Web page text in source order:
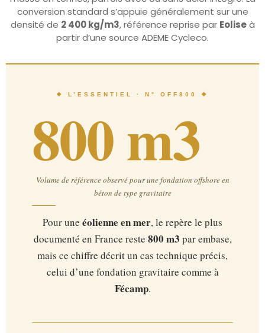
conversion standard s’appuie généralement sur une
densité de 2 400 kg/m3, référence reprise par Eoliseà
partir d’une source ADEME Cycleco.
❖ L’ESSENTIEL · N° OFF800 ❖
800 m3
Volume de référence observé pour une fondation offshore en
béton de type gravitaire
Pour une éolienne en mer, le repère le plus
documenté en France reste 800 m3 par embase,
mais ce chiffre décrit un cas technique précis,
celui d’une fondation gravitaire comme à
Fécamp.